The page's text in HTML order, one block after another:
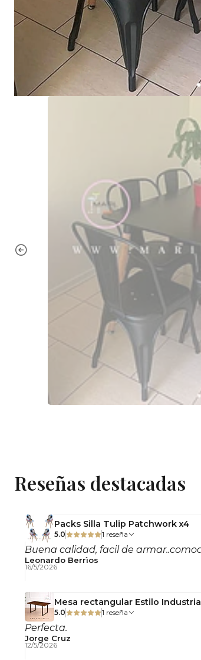
Reseñas destacadas
Packs Silla Tulip Patchwork x4
5.0 1 reseña
Buena calidad, facil de
Leonardo Berrìos
16/5/2026
Mesa rectangular Estilo
5.0 1 reseña
Perfecta.
Jorge Cruz
12/5/2026